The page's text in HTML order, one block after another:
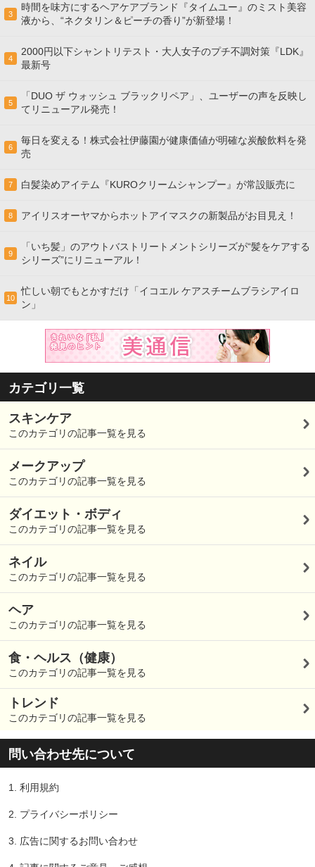
3
時間を味方にするヘアケアブランド『タイムユー』のミスト美容
液から、“ネクタリン＆ピーチの香り”が新登場！
4
2000円以下シャントリテスト・大人女子のプチ不調対策『LDK』
最新号
5
「DUO ザ ウォッシュ ブラックリペア」、ユーザーの声を反映し
てリニューアル発売！
6
毎日を変える！株式会社伊藤園が健康価値が明確な炭酸飲料を発
売
7 白髪染めアイテム『KUROクリームシャンプー』が常設販売に
8 アイリスオーヤマからホットアイマスクの新製品がお目見え！
9
「いち髪」のアウトバストリートメントシリーズが“髪をケアする
シリーズ”にリニューアル！
10
忙しい朝でもとかすだけ「イコエル ケアスチームブラシアイロ
ン」
カテゴリ一覧
スキンケア
このカテゴリの記事一覧を見る
メークアップ
このカテゴリの記事一覧を見る
ダイエット・ボディ
このカテゴリの記事一覧を見る
ネイル
このカテゴリの記事一覧を見る
ヘア
このカテゴリの記事一覧を見る
食・ヘルス（健康）
このカテゴリの記事一覧を見る
トレンド
このカテゴリの記事一覧を見る
問い合わせ先について
1. 利用規約
2. プライバシーポリシー
3. 広告に関するお問い合わせ